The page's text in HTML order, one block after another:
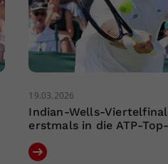
19.03.2026
Indian-Wells-
erstmals in die ATP-